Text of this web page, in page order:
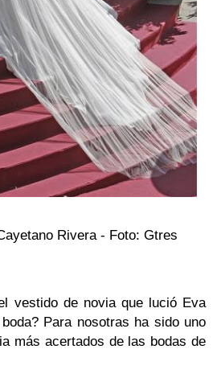
Rivera - Foto: Gtres
vestido de novia que lució Eva
Para nosotras ha sido uno
más acertados de las bodas de